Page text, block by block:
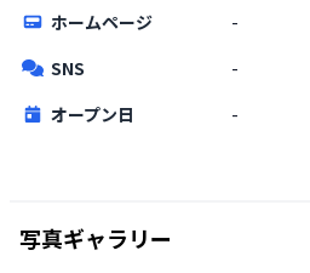
ホームページ
-
SNS
-
オープン日
-
写真ギャラリー